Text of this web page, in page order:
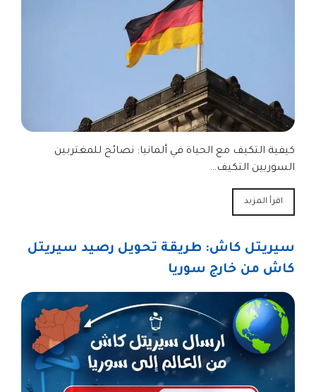
كيفية التكيف مع الحياة في ألمانيا: نصائح للمغتربين
السوريين التكيف…
اقرأ المزيد
سيريتل كاش: طريقة تحويل رصيد سيريتل
كاش من خارج سوريا